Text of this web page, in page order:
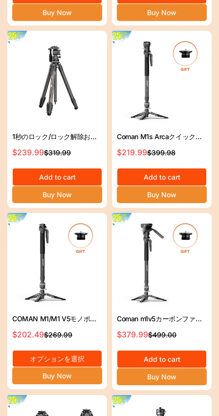
ス
プ
ラ
イ
格
Buy Now
ス
プ
ラ
イ
格
Buy Now
1秒のロック/ロック解除およ
び取り外し可能なモノポッド
を備えたComan LightH Proカ
ーボンファイバー三脚
セ
ー
ス
プ
ラ
イ
$239.99
通
常
格
$319.99
Add to cart
Buy Now
Coman M1s Arcaクイックリ
リース1655mmを備えた軽量
カーボンファイバーモノポッ
ド
セ
ー
ス
プ
ラ
イ
$219.99
通
常
格
$399.98
Add to cart
Buy Now
COMAN M1/M1 V5モノポッ
ド軽量カーボンファイバーモ
ノポッド安定サポート20kg最
大高さ1595mm
セ
ー
ス
プ
ラ
イ
$202.49
通
常
格
$269.99
オプションを選択
Buy Now
Coman m1v5カーボンファイ
バーモノポッドV5ヘッド
1700mm高さ10kg荷重
セ
ー
ス
プ
ラ
イ
$379.99
通
常
格
$499.00
Add to cart
Buy Now